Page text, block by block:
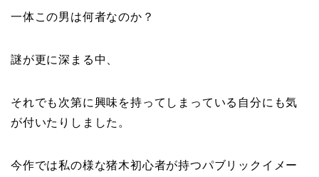
一体この男は何者なのか？
謎が更に深まる中、
それでも次第に興味を持ってしまっている自分にも気
が付いたりしました。
今作では私の様な猪木初心者が持つパブリックイメー